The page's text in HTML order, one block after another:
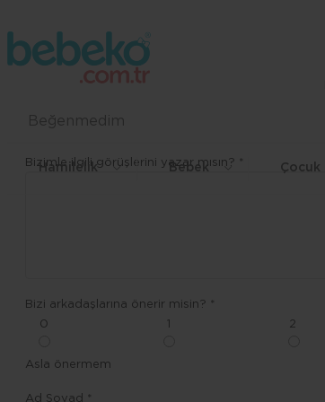
Hamilelik Bebek Çocuk
Beğenmedim
Bizimle ilgili görüşlerini yazar mısın? *
Bizi arkadaşlarına önerir misin? *
0
2
Asla önermem
Ad Soyad *